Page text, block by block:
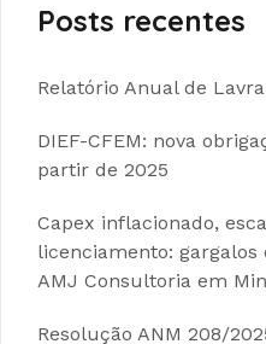
Posts recentes
Relatório Anual de
DIEF-CFEM: nova
partir de 2025
Capex inflacionado,
licenciamento:
AMJ Consultoria em
Resolução ANM 208/